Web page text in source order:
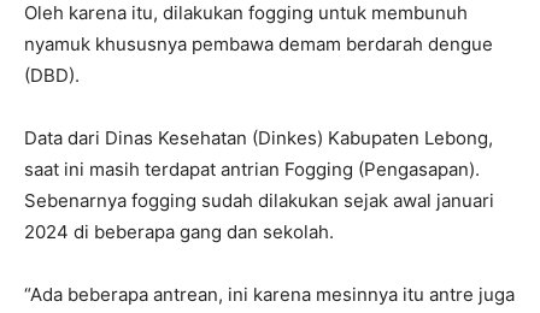
Oleh karena itu, dilakukan fogging untuk membunuh
nyamuk khususnya pembawa demam berdarah dengue
(DBD).
Data dari Dinas Kesehatan (Dinkes) Kabupaten Lebong,
saat ini masih terdapat antrian Fogging (Pengasapan).
Sebenarnya fogging sudah dilakukan sejak awal januari
2024 di beberapa gang dan sekolah.
“Ada beberapa antrean, ini karena mesinnya itu antre juga